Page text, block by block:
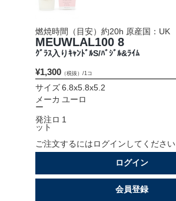
お問い合わせ
プライバシーポリシー
OFFICIAL SNS
燃焼時間（目安）約20h 原産国：UK
MEUWLAL100 8
ｸﾞﾗｽ入りｷｬﾝﾄﾞﾙS/ﾊﾞｼﾞﾙ&ﾗｲﾑ
¥1,300（税抜）/1コ
サイズ 6.8x5.8x5.2
メーカ
ー
ユーロ
発注ロ
ット
1
ご注文するにはログインしてください
ログイン
会員登録